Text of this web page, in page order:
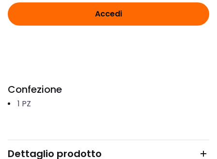
Accedi
Confezione
1 PZ
Dettaglio prodotto